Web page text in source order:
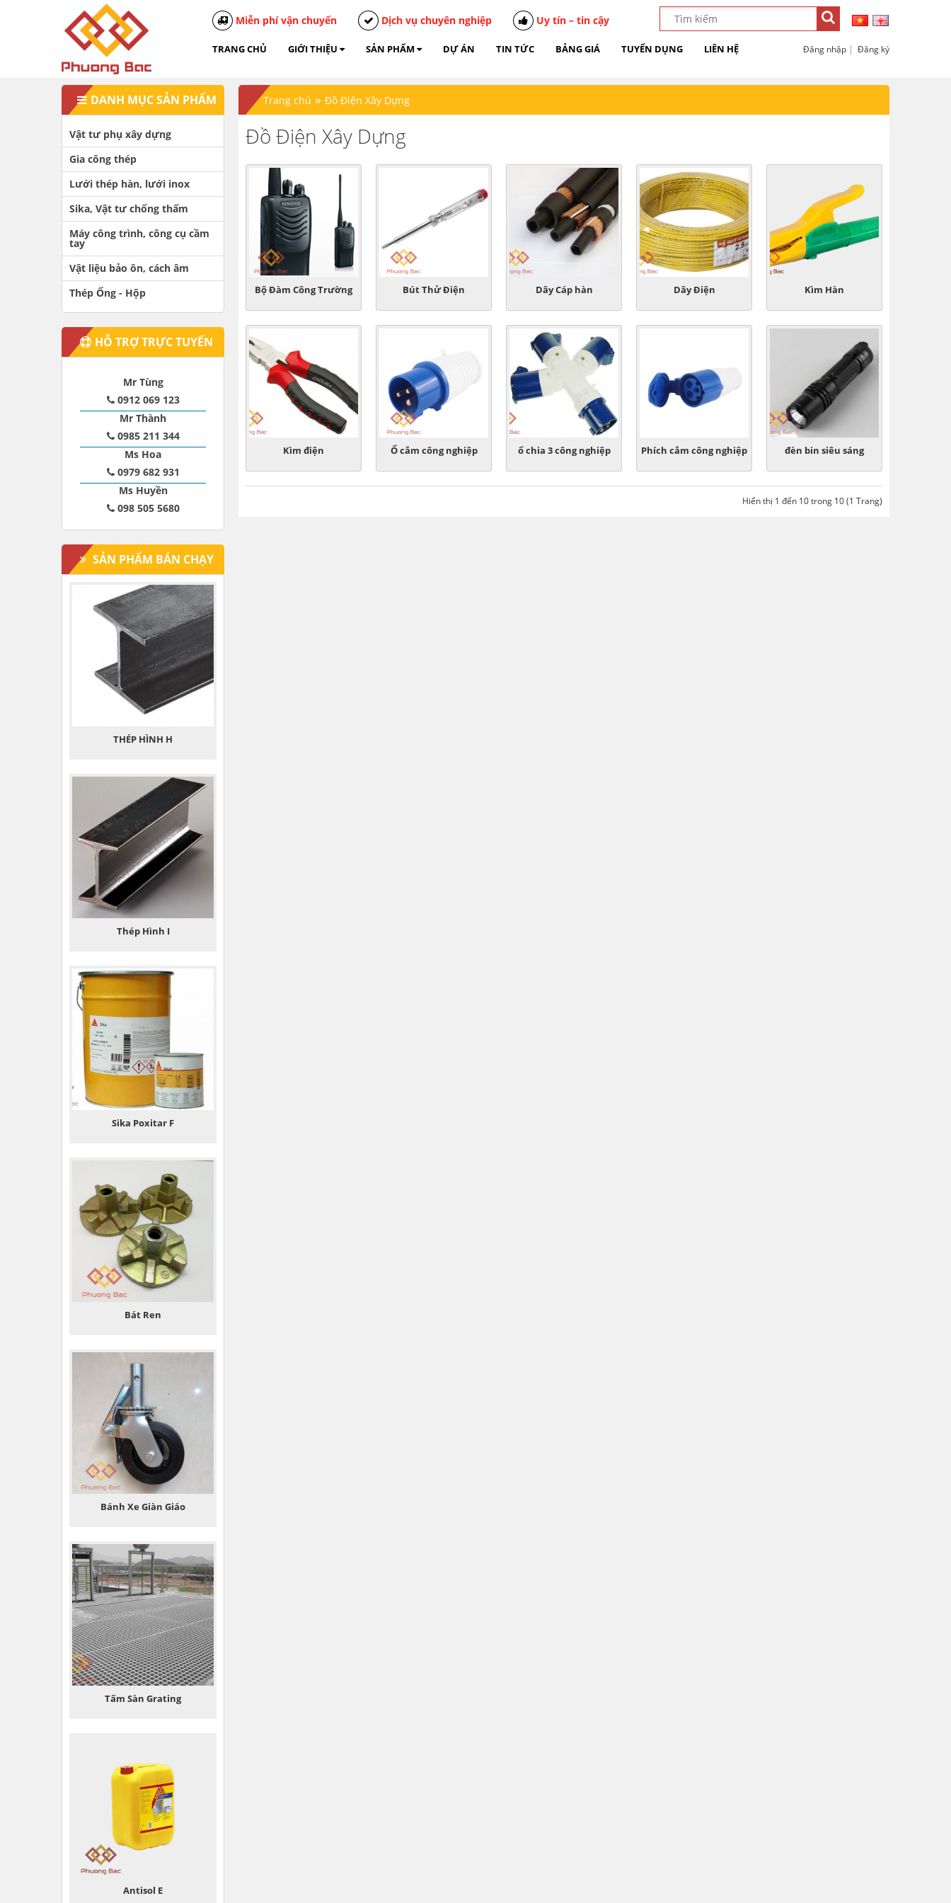
Miễn phí vận chuyển Dịch vụ chuyên nghiệp Uy tín – tin cậy
TRANG CHỦ GIỚI THIỆU SẢN PHẨM DỰ ÁN TIN TỨC BẢNG GIÁ TUYỂN DỤNG LIÊN HỆ Đăng nhập| Đăng ký
DANH MỤC SẢN PHẨM
Vật tư phụ xây dựng
Gia công thép
Lưới thép hàn, lưới inox
Sika, Vật tư chống thấm
Máy công trình, công cụ cầm
tay
Vật liệu bảo ôn, cách âm
Thép Ống - Hộp
HỖ TRỢ TRỰC TUYẾN
Mr Tùng
0912 069 123
Mr Thành
0985 211 344
Ms Hoa
0979 682 931
Ms Huyền
098 505 5680
SẢN PHẨM BÁN CHẠY
THÉP HÌNH H
Thép Hình I
Sika Poxitar F
Bát Ren
Bánh Xe Giàn Giáo
Tấm Sàn Grating
Antisol E
Trang chủ » Đồ Điện Xây Dựng
Đồ Điện Xây Dựng
Bộ Đàm Công Trường Bút Thử Điện Dây Cáp hàn Dây Điện Kìm Hàn
Kìm điện Ổ cắm công nghiệp ổ chia 3 công nghiệp Phích cắm công nghiệp đèn bin siêu sáng
Hiển thị 1 đến 10 trong 10 (1 Trang)